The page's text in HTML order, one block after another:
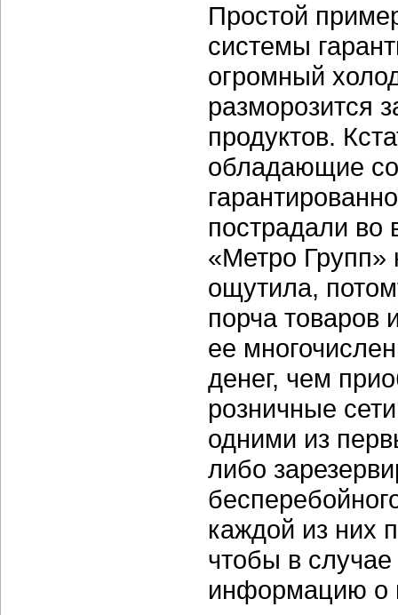
Простой
системы
огромный
разморозится
продуктов.
обладающие
пострадали во
«Метро Групп»
ощутила,
порча товаров
ее
денег, чем
розничные
одними из
либо
каждой из них
чтобы в
информацию о